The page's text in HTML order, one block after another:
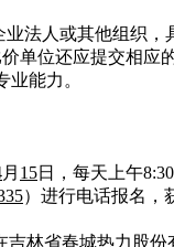
法人或其他组织
单位还应提交相应
能力。
月 15日，每天上午8:30
）进行电话报名，
吉林省春城热力股份